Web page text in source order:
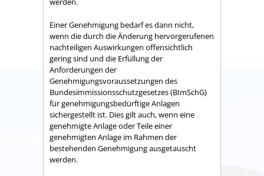
Einer Genehmigung bedarf es dann nicht,
wenn diedurch die Änderung hervorgerufenen
nachteiligen Auswirkungen offensichtlich
gering sind und die Erfüllung der
Anforderungen der
Genehmigungsvoraussetzungen des
Bundesimmissionsschutzgesetzes (BImSchG)
für genehmigungsbedürftige Anlagen
sichergestellt ist. Dies gilt auch, wenn eine
genehmigte Anlage oder Teile einer
genehmigten Anlage im Rahmen der
bestehenden Genehmigung ausgetauscht
werden.